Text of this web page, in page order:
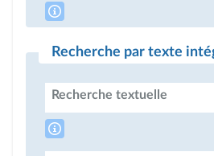
Recherche par texte
Recherche textuelle